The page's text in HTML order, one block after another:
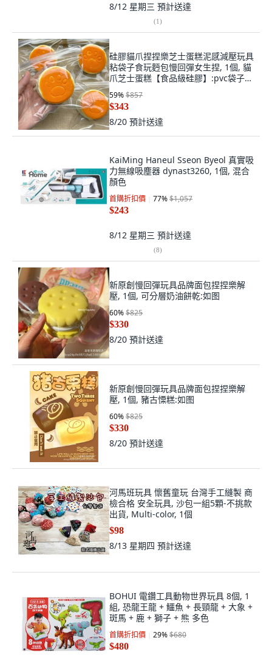
8/12 星期三 預計送達
(1)
硅膠貓爪捏捏樂芝士蛋糕泥感減壓玩具
粘袋子食玩麪包慢回彈女生捏, 1個, 貓
爪芝士蛋糕【食品級硅膠】:pvc袋子包
59%$857
$343
8/20 預計送達
KaiMing Haneul Sseon Byeol 真實吸
力無線吸塵器 dynast3260, 1個, 混合
顏色
首購折扣價 77%$1,057
$243
8/12 星期三 預計送達
(8)
新原創慢回彈玩具品牌面包捏捏樂解
壓, 1個, 可分層奶油餅乾:如图
60%$825
$330
8/20 預計送達
新原創慢回彈玩具品牌面包捏捏樂解
壓, 1個, 豬古慄糕:如图
60%$825
$330
8/20 預計送達
河馬班玩具 懷舊童玩 台灣手工縫製 商
檢合格 安全玩具, 沙包一組5顆-不挑款
出貨, Multi-color, 1個
$98
8/13 星期四 預計送達
BOHUI 電鑽工具動物世界玩具 8個, 1
組, 恐龍王龍 + 鱷魚 + 長頸龍 + 大象 +
斑馬 + 鹿 + 獅子 + 熊 多色
首購折扣價 29%$680
$480